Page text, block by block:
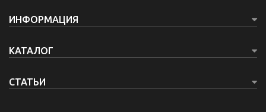
ИНФОРМАЦИЯ
КАТАЛОГ
СТАТЬИ